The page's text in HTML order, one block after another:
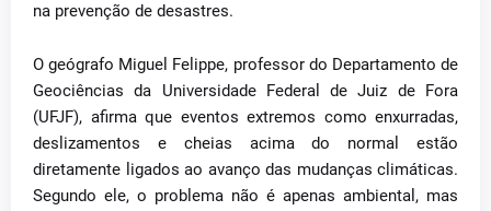
na prevenção de desastres.
O geógrafo Miguel Felippe, professor do Departamento de
Geociências da Universidade Federal de Juiz de Fora
(UFJF), afirma que eventos extremos como enxurradas,
deslizamentos e cheias acima do normal estão
diretamente ligados ao avanço das mudanças climáticas.
Segundo ele, o problema não é apenas ambiental, mas